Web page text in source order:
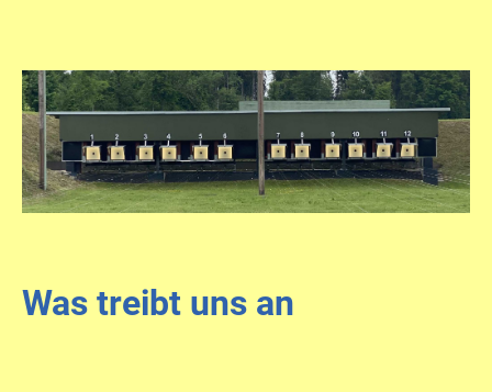
Was treibt uns an